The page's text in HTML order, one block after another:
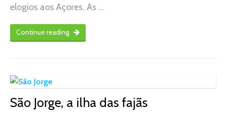
elogios aos Açores. As …
Continue reading
São Jorge, a ilha das fajãs